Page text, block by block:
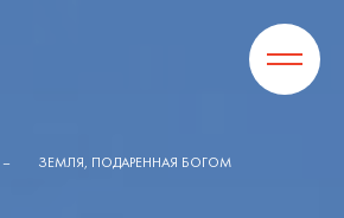
ЗЕМЛЯ, ПОДАРЕННАЯ БОГОМ